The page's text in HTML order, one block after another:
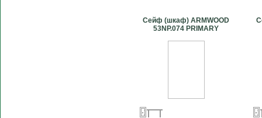
Сейф (шкаф) ARMWOOD
53NP.074 PRIMARY